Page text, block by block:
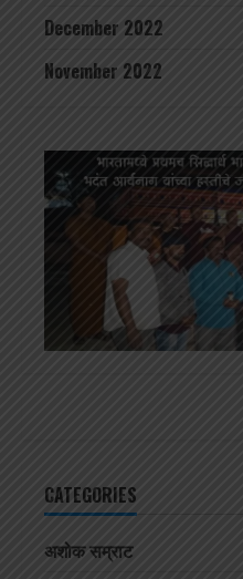
December 2022
November 2022
CATEGORIES
अशोक सम्राट